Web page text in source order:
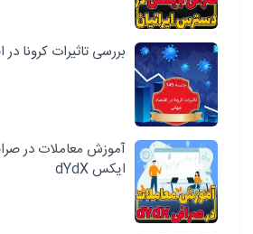
بررسی تاثیرات کرونا
آموزش معاملات در
ایکس dYdX